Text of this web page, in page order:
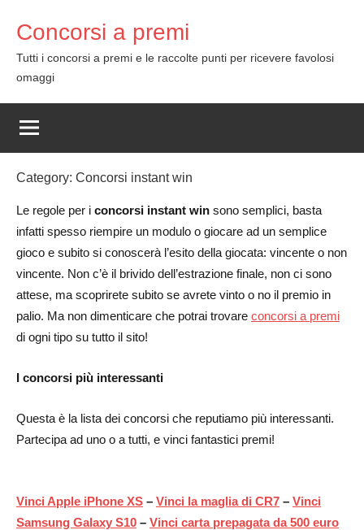
content
Concorsi a premi
Tutti i concorsi a premi e le raccolte punti per ricevere favolosi
omaggi
Category: Concorsi instant win
Le regole per i concorsi instant win sono semplici, basta
infatti spesso riempire un modulo o giocare ad un semplice
gioco e subito si conoscerà l’esito della giocata: vincente o non
vincente. Non c’è il brivido dell’estrazione finale, non ci sono
attese, ma scoprirete subito se avrete vinto o no il premio in
palio. Ma non dimenticare che potrai trovare concorsi a premi
di ogni tipo su tutto il sito!
I concorsi più interessanti
Questa è la lista dei concorsi che reputiamo più interessanti.
Partecipa ad uno o a tutti, e vinci fantastici premi!
Vinci Apple iPhone XS – Vinci la maglia di CR7 – Vinci
Samsung Galaxy S10 – Vinci carta prepagata da 500 euro